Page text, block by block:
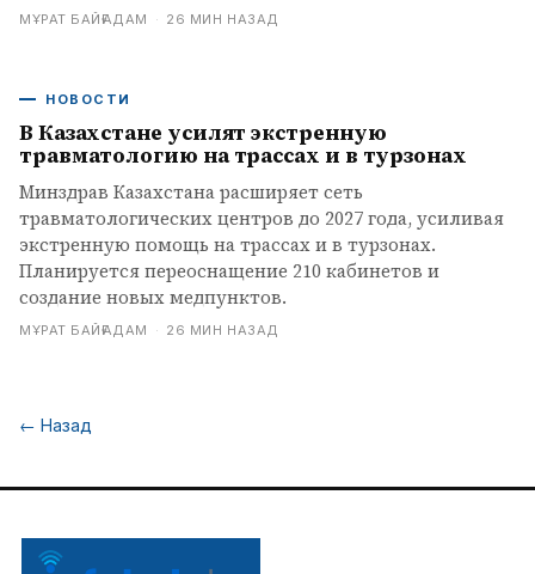
МҰРАТ БАЙҒАДАМ · 26 МИН НАЗАД
НОВОСТИ
В Казахстане усилят экстренную
травматологию на трассах и в турзонах
Минздрав Казахстана расширяет сеть
травматологических центров до 2027 года, усиливая
экстренную помощь на трассах и в турзонах.
Планируется переоснащение 210 кабинетов и
создание новых медпунктов.
МҰРАТ БАЙҒАДАМ · 26 МИН НАЗАД
← Назад